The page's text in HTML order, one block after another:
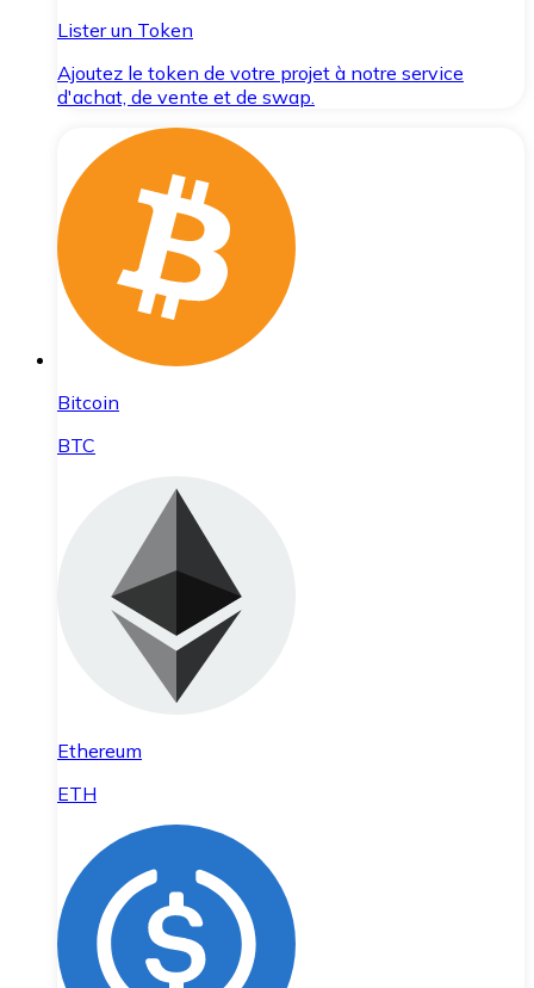
Lister un Token
Ajoutez le token de votre projet à notre service
d'achat, de vente et de swap.
Bitcoin
BTC
Ethereum
ETH